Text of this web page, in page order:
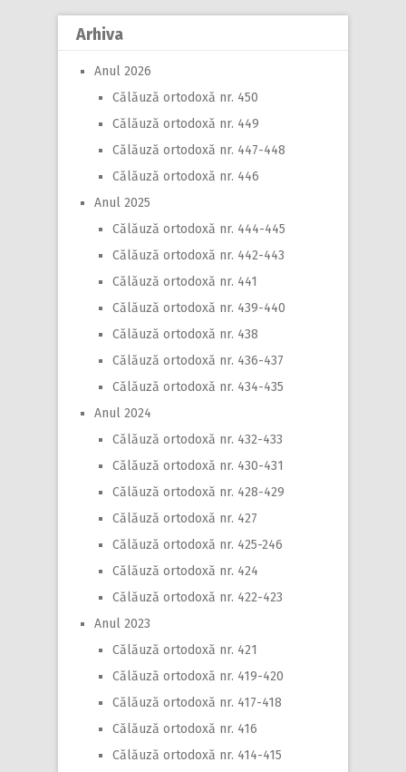
Arhiva
Anul 2026
Călăuză ortodoxă nr. 450
Călăuză ortodoxă nr. 449
Călăuză ortodoxă nr. 447-448
Călăuză ortodoxă nr. 446
Anul 2025
Călăuză ortodoxă nr. 444-445
Călăuză ortodoxă nr. 442-443
Călăuză ortodoxă nr. 441
Călăuză ortodoxă nr. 439-440
Călăuză ortodoxă nr. 438
Călăuză ortodoxă nr. 436-437
Călăuză ortodoxă nr. 434-435
Anul 2024
Călăuză ortodoxă nr. 432-433
Călăuză ortodoxă nr. 430-431
Călăuză ortodoxă nr. 428-429
Călăuză ortodoxă nr. 427
Călăuză ortodoxă nr. 425-246
Călăuză ortodoxă nr. 424
Călăuză ortodoxă nr. 422-423
Anul 2023
Călăuză ortodoxă nr. 421
Călăuză ortodoxă nr. 419-420
Călăuză ortodoxă nr. 417-418
Călăuză ortodoxă nr. 416
Călăuză ortodoxă nr. 414-415